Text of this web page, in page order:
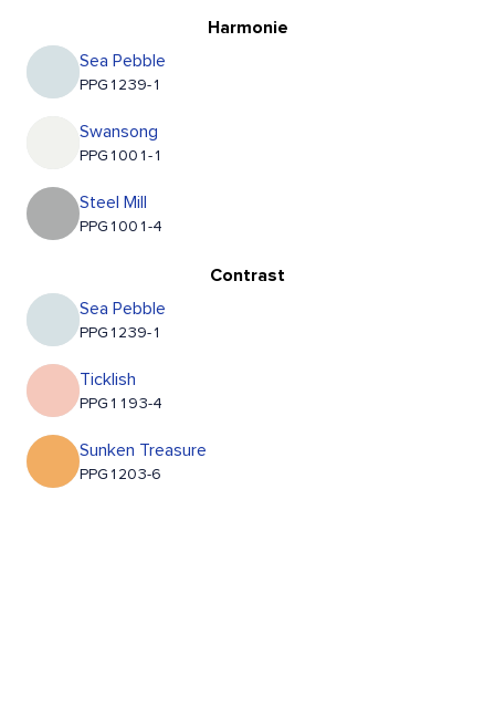
Harmonie
Sea Pebble
PPG1239-1
Swansong
PPG1001-1
Steel Mill
PPG1001-4
Contrast
Sea Pebble
PPG1239-1
Ticklish
PPG1193-4
Sunken Treasure
PPG1203-6